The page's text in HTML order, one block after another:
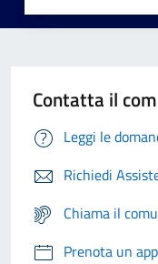
Contatta il
Leggi le
Richiedi
Chiama il
Prenota un